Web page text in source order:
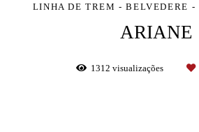
LINHA DE TREM - BELVEDERE
ARIANE
1312 visualizações